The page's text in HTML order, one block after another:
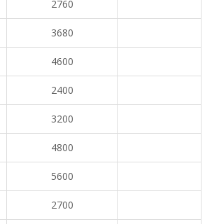
2760
3680
4600
2400
3200
4800
5600
2700